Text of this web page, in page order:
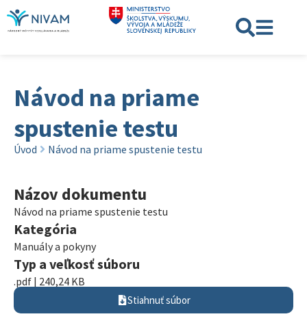
Návod na priame
spustenie testu
Úvod Návod na priame spustenie testu
Názov dokumentu
Návod na priame spustenie testu
Kategória
Manuály a pokyny
Typ a veľkosť súboru
.pdf | 240,24 KB
Stiahnuť súbor